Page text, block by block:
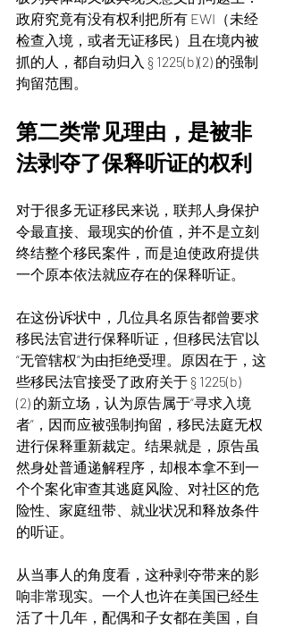
政府究竟有没有权利把所有 EWI（未经
检查入境，或者无证移民）且在境内被
抓的人，都自动归入 § 1225(b)(2) 的强制
拘留范围。
第二类常见理由，是被非
法剥夺了保释听证的权利
对于很多无证移民来说，联邦人身保护
令最直接、最现实的价值，并不是立刻
终结整个移民案件，而是迫使政府提供
一个原本依法就应存在的保释听证。
在这份诉状中，几位具名原告都曾要求
移民法官进行保释听证，但移民法官以
“无管辖权”为由拒绝受理。原因在于，这
些移民法官接受了政府关于 § 1225(b)
(2) 的新立场，认为原告属于“寻求入境
者”，因而应被强制拘留，移民法庭无权
进行保释重新裁定。结果就是，原告虽
然身处普通递解程序，却根本拿不到一
个个案化审查其逃庭风险、对社区的危
险性、家庭纽带、就业状况和释放条件
的听证。
从当事人的角度看，这种剥夺带来的影
响非常现实。一个人也许在美国已经生
活了十几年，配偶和子女都在美国，自